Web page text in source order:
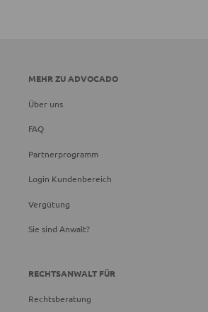
MEHR ZU ADVOCADO
Über uns
FAQ
Partnerprogramm
Login Kundenbereich
Vergütung
Sie sind Anwalt?
RECHTSANWALT FÜR
Rechtsberatung